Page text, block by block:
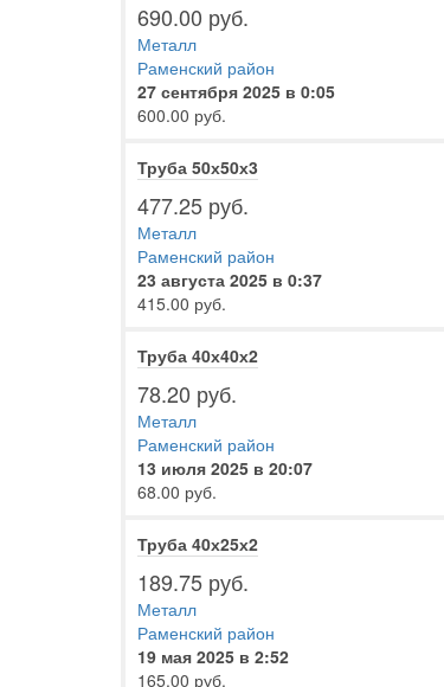
690.00 руб.
Металл
Раменский район
27 сентября 2025 в 0:05
600.00 руб.
Труба 50х50х3
477.25 руб.
Металл
Раменский район
23 августа 2025 в 0:37
415.00 руб.
Труба 40х40х2
78.20 руб.
Металл
Раменский район
13 июля 2025 в 20:07
68.00 руб.
Труба 40х25х2
189.75 руб.
Металл
Раменский район
19 мая 2025 в 2:52
165.00 руб.